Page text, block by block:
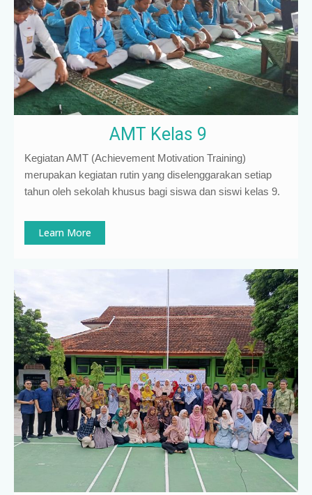
AMT Kelas 9
Kegiatan AMT (Achievement Motivation Training)
merupakan kegiatan rutin yang diselenggarakan setiap
tahun oleh sekolah khusus bagi siswa dan siswi kelas 9.
Learn More